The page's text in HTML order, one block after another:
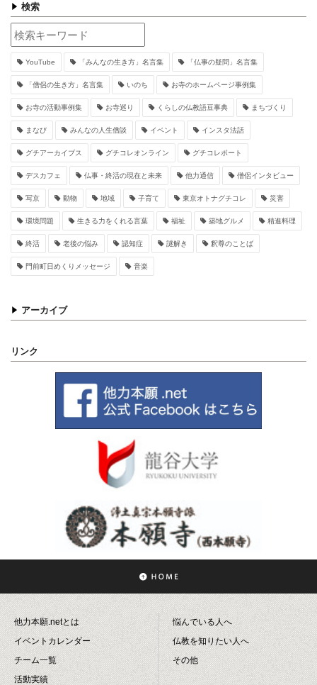
検索
YouTube 「みんなの生き方」名言集 「仏事の疑問」名言集
「僧侶の生き方」名言集 いのち お寺のホームページ事例集
お寺の活動事例集 お寺巡り くらしの仏教語豆事典 まちづくり
まなび みんなの人生僧談 イベント インスタ法話
グチアーカイブス グチコレオンライン グチコレポート
デスカフェ 仏事・終活の現在と未来 他力通信 僧侶インタビュー
写京 動物 地域 子育て 東京オトナグチコレ 災害
環境問題 生きる力をくれる言葉 福祉 築地グルメ 精進料理
終活 老後の悩み 認知症 謎解き 釈尊のことば
門前町日めくりメッセージ 音楽
アーカイブ
リンク
他力本願.netとは
イベントカレンダー
チーム一覧
活動実績
悩んでいる人へ
仏教を知りたい人へ
その他